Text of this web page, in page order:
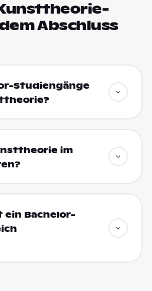
Abschluss
Studiengänge
im
ein Bachelor-